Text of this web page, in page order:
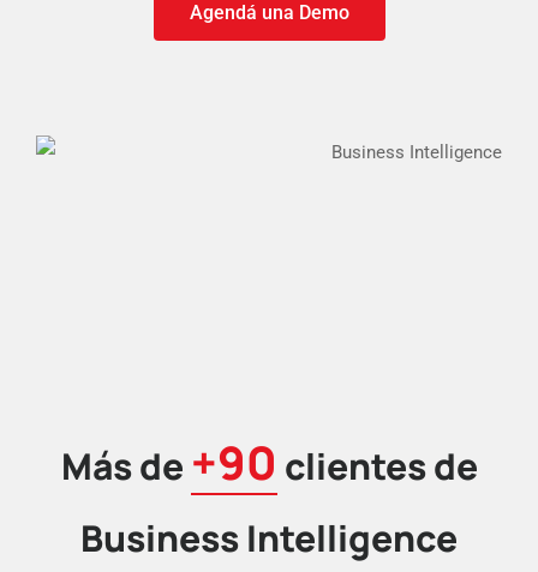
Agendá una Demo
Más de +90 clientes de
Business Intelligence